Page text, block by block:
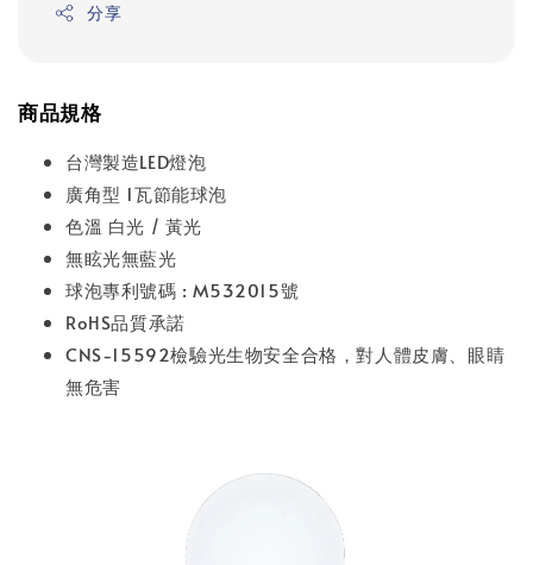
分享
商品規格
台灣製造LED燈泡
廣角型 1瓦節能球泡
色溫 白光 / 黃光
無眩光無藍光
球泡專利號碼 : M532015號
RoHS品質承諾
CNS-15592檢驗光生物安全合格，對人體皮膚、眼睛
無危害